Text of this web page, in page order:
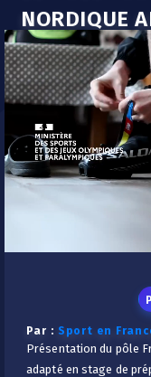
NORDIQUE
Par : Sport en
Présentation du pôle
adapté en stage de